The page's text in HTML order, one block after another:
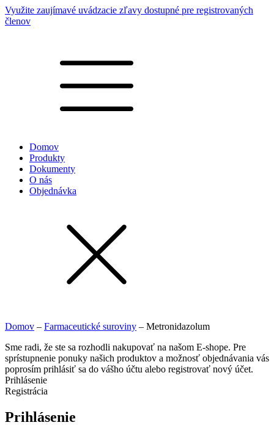
Využite zaujímavé uvádzacie zľavy dostupné pre registrovaných
členov
Domov
Produkty
Dokumenty
O nás
Objednávka
Domov – Farmaceutické suroviny – Metronidazolum
Sme radi, že ste sa rozhodli nakupovať na našom E-shope. Pre
sprístupnenie ponuky našich produktov a možnosť objednávania vás
poprosím prihlásiť sa do vášho účtu alebo registrovať nový účet.
Prihlásenie
Registrácia
Prihlásenie